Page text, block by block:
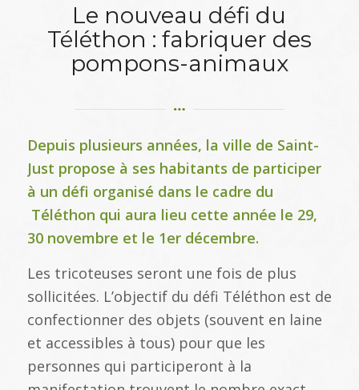
Le nouveau défi du
Téléthon : fabriquer des
pompons-animaux
Depuis plusieurs années, la ville de Saint-
Just propose à ses habitants de participer
à un défi organisé dans le cadre du
Téléthon qui aura lieu cette année le 29,
30 novembre et le 1er décembre.
Les tricoteuses seront une fois de plus
sollicitées. L’objectif du défi Téléthon est de
confectionner des objets (souvent en laine
et accessibles à tous) pour que les
personnes qui participeront à la